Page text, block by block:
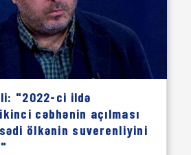
"2022-ci ildə
cəbhənin açılması
ölkənin suverenliyini